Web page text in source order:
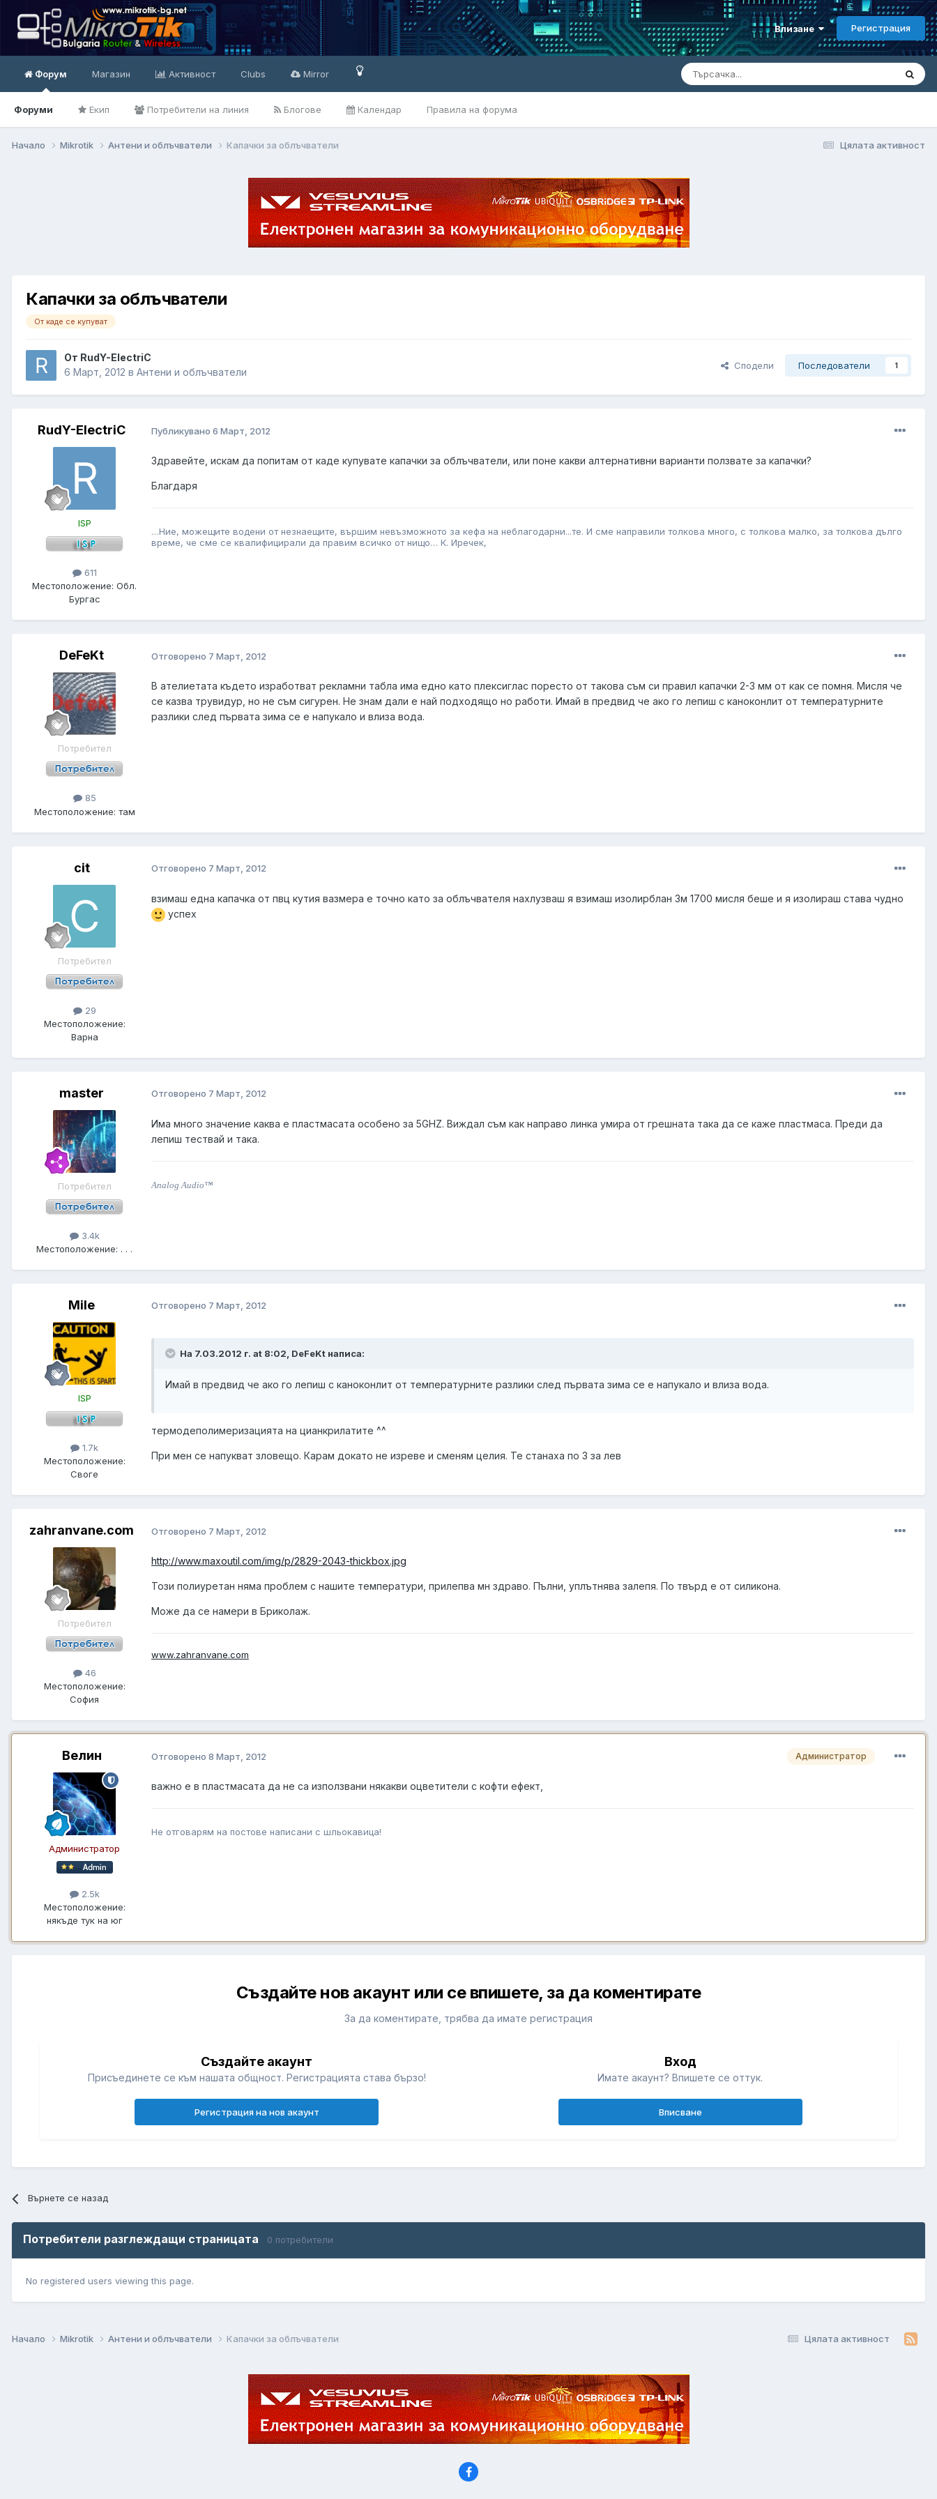
Влизане Регистрация
Форум
Форуми Екип Потребители на линия Блогове Календар Правила на форума
Магазин Активност Clubs Mirror
Цялата активност
Начало Mikrotik Антени и облъчватели Капачки за облъчватели
Капачки за облъчватели
От каде се купуват
От RudY-ElectriC
6 Март, 2012 в Антени и облъчватели
Сподели Последователи 1
RudY-ElectriC
ISP
611
Местоположение: Обл.
Бургас
Публикувано 6 Март, 2012
Здравейте, искам да попитам от каде купувате капачки за облъчватели, или поне какви алтернативни варианти ползвате за капачки?
Благдаря
…Ние, можещите водени от незнаещите, вършим невъзможното за кефа на неблагодарни...те. И сме направили толкова много, с толкова малко, за толкова дълго
време, че сме се квалифицирали да правим всичко от нищо… К. Иречек,
DeFeKt
Потребител
85
Местоположение: там
Отговорено 7 Март, 2012
В ателиетата където изработват рекламни табла има едно като плексиглас поресто от такова съм си правил капачки 2-3 мм от как се помня. Мисля че
се казва трувидур, но не съм сигурен. Не знам дали е най подходящо но работи. Имай в предвид че ако го лепиш с каноконлит от температурните
разлики след първата зима се е напукало и влиза вода.
cit
Потребител
29
Местоположение:
Варна
Отговорено 7 Март, 2012
взимаш една капачка от пвц кутия вазмера е точно като за облъчвателя нахлузваш я взимаш изолирблан 3м 1700 мисля беше и я изолираш става чудно
успех
master
Потребител
3.4k
Местоположение: . . .
Отговорено 7 Март, 2012
Има много значение каква е пластмасата особено за 5GHZ. Виждал съм как направо линка умира от грешната така да се каже пластмаса. Преди да
лепиш тествай и така.
Analog Audio™
Mile
ISP
1.7k
Местоположение:
Своге
Отговорено 7 Март, 2012
На 7.03.2012 г. at 8:02, DeFeKt написа:
Имай в предвид че ако го лепиш с каноконлит от температурните разлики след първата зима се е напукало и влиза вода.
термодеполимеризацията на цианкрилатите ^^
При мен се напукват зловещо. Карам докато не изреве и сменям целия. Те станаха по 3 за лев
zahranvane.com
Потребител
46
Местоположение:
София
Отговорено 7 Март, 2012
http://www.maxoutil.com/img/p/2829-2043-thickbox.jpg
Този полиуретан няма проблем с нашите температури, прилепва мн здраво. Пълни, уплътнява залепя. По твърд е от силикона.
Може да се намери в Бриколаж.
www.zahranvane.com
Велин
Администратор
2.5k
Местоположение:
някъде тук на юг
Администратор
Отговорено 8 Март, 2012
важно е в пластмасата да не са използвани някакви оцветители с кофти ефект,
Не отговарям на постове написани с шльокавица!
Създайте нов акаунт или се впишете, за да коментирате
За да коментирате, трябва да имате регистрация
Създайте акаунт
Присъединете се към нашата общност. Регистрацията става бързо!
Регистрация на нов акаунт
Вход
Имате акаунт? Впишете се оттук.
Вписване
Върнете се назад
Потребители разглеждащи страницата 0 потребители
No registered users viewing this page.
Цялата активност
Начало Mikrotik Антени и облъчватели Капачки за облъчватели